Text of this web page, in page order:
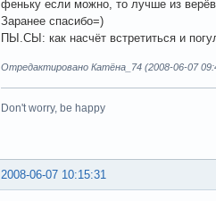
феньку если можно, то лучше из
Заранее спасибо=)
ПЫ.СЫ: как насчёт встретиться и
Отредактировано Катёна_74 (2008-06-07
Don't worry, be happy
2008-06-07 10:15:31